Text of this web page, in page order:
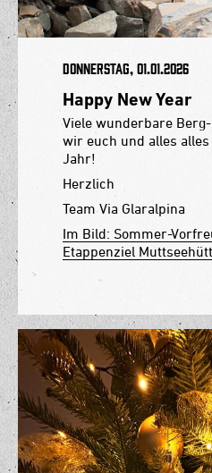
Donnerstag, 01.01.2026
Happy New Year
Viele wunderbare
wir euch und alles
Jahr!
Herzlich
Team Via Glaralpina
Im Bild: Sommer-
Etappenziel